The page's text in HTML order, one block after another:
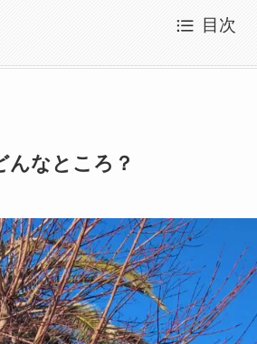
目次
んなところ？